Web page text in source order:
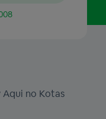
Aqui no Kotas